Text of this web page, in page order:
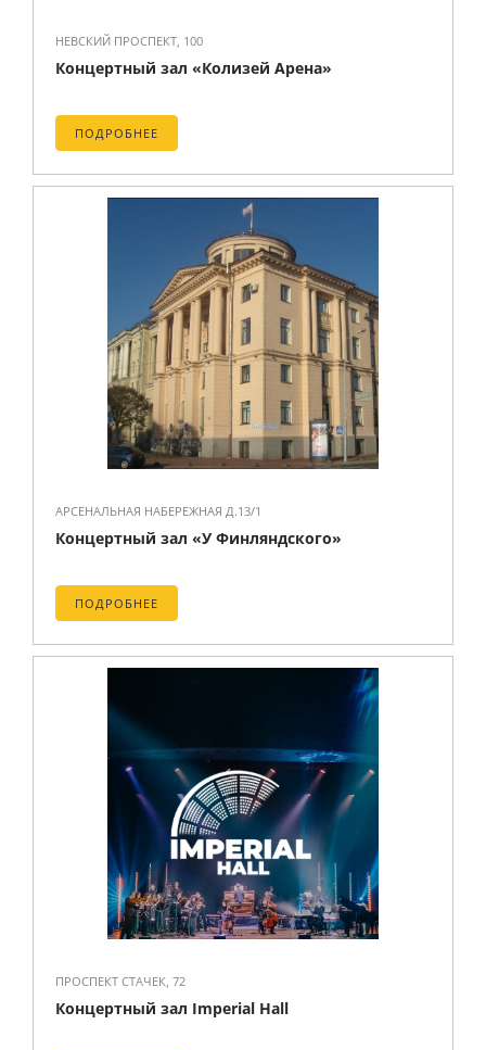
НЕВСКИЙ ПРОСПЕКТ, 100
Концертный зал «Колизей Арена»
ПОДРОБНЕЕ
АРСЕНАЛЬНАЯ НАБЕРЕЖНАЯ Д.13/1
Концертный зал «У Финляндского»
ПОДРОБНЕЕ
ПРОСПЕКТ СТАЧЕК, 72
Концертный зал Imperial Hall